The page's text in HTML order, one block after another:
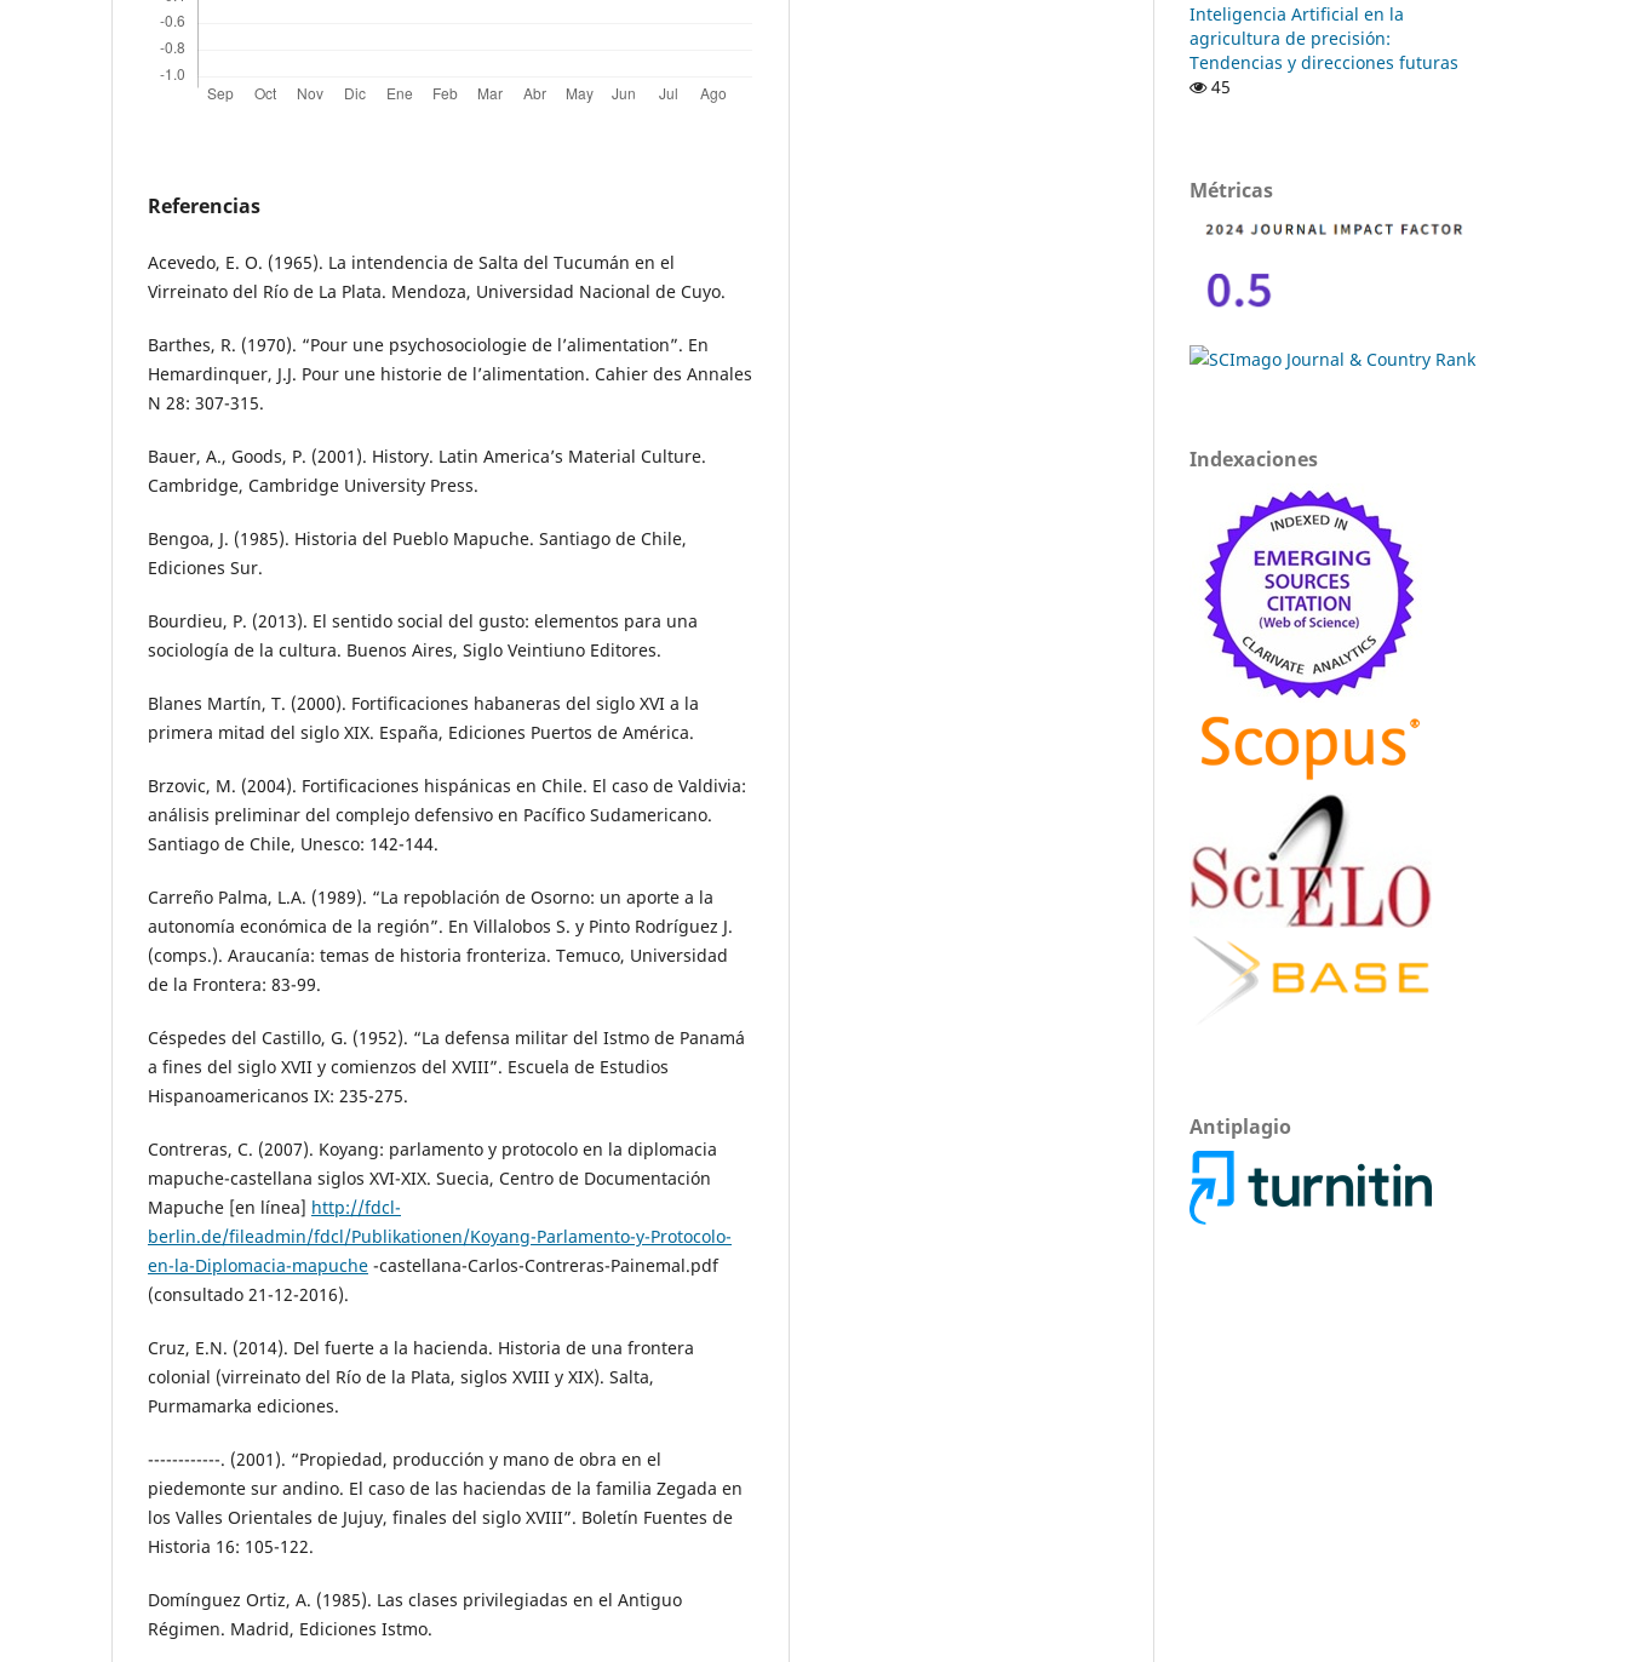
Referencias
Acevedo, E. O. (1965). La intendencia de Salta del Tucumán en el
Virreinato del Río de La Plata. Mendoza, Universidad Nacional de Cuyo.
Barthes, R. (1970). “Pour une psychosociologie de l’alimentation”. En
Hemardinquer, J.J. Pour une historie de l’alimentation. Cahier des Annales
N 28: 307-315.
Bauer, A., Goods, P. (2001). History. Latin America’s Material Culture.
Cambridge, Cambridge University Press.
Bengoa, J. (1985). Historia del Pueblo Mapuche. Santiago de Chile,
Ediciones Sur.
Bourdieu, P. (2013). El sentido social del gusto: elementos para una
sociología de la cultura. Buenos Aires, Siglo Veintiuno Editores.
Blanes Martín, T. (2000). Fortificaciones habaneras del siglo XVI a la
primera mitad del siglo XIX. España, Ediciones Puertos de América.
Brzovic, M. (2004). Fortificaciones hispánicas en Chile. El caso de Valdivia:
análisis preliminar del complejo defensivo en Pacífico Sudamericano.
Santiago de Chile, Unesco: 142-144.
Carreño Palma, L.A. (1989). “La repoblación de Osorno: un aporte a la
autonomía económica de la región”. En Villalobos S. y Pinto Rodríguez J.
(comps.). Araucanía: temas de historia fronteriza. Temuco, Universidad
de la Frontera: 83-99.
Céspedes del Castillo, G. (1952). “La defensa militar del Istmo de Panamá
a fines del siglo XVII y comienzos del XVIII”. Escuela de Estudios
Hispanoamericanos IX: 235-275.
Contreras, C. (2007). Koyang: parlamento y protocolo en la diplomacia
mapuche-castellana siglos XVI-XIX. Suecia, Centro de Documentación
Mapuche [en línea] http://fdcl-
berlin.de/fileadmin/fdcl/Publikationen/Koyang-Parlamento-y-Protocolo-
en-la-Diplomacia-mapuche -castellana-Carlos-Contreras-Painemal.pdf
(consultado 21-12-2016).
Cruz, E.N. (2014). Del fuerte a la hacienda. Historia de una frontera
colonial (virreinato del Río de la Plata, siglos XVIII y XIX). Salta,
Purmamarka ediciones.
------------. (2001). “Propiedad, producción y mano de obra en el
piedemonte sur andino. El caso de las haciendas de la familia Zegada en
los Valles Orientales de Jujuy, finales del siglo XVIII”. Boletín Fuentes de
Historia 16: 105-122.
Domínguez Ortiz, A. (1985). Las clases privilegiadas en el Antiguo
Régimen. Madrid, Ediciones Istmo.
Inteligencia Artificial en la
agricultura de precisión:
Tendencias y direcciones futuras
45
Métricas
Indexaciones
Antiplagio